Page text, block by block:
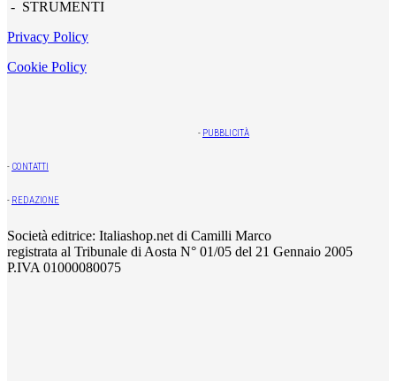
- STRUMENTI
Privacy Policy
Cookie Policy
- PUBBLICITÀ
- CONTATTI
- REDAZIONE
Società editrice: Italiashop.net di Camilli Marco
registrata al Tribunale di Aosta N° 01/05 del 21 Gennaio 2005
P.IVA 01000080075